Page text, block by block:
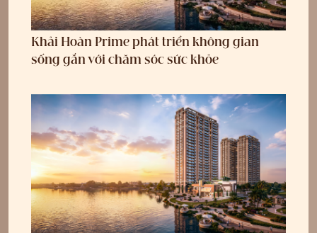
Khải Hoàn Prime phát triển không gian
sống gắn với chăm sóc sức khỏe